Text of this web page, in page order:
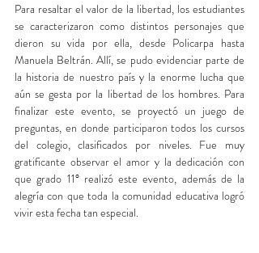
Para resaltar el valor de la libertad, los estudiantes
se caracterizaron como distintos personajes que
dieron su vida por ella, desde Policarpa hasta
Manuela Beltrán. Allí, se pudo evidenciar parte de
la historia de nuestro país y la enorme lucha que
aún se gesta por la libertad de los hombres. Para
finalizar este evento, se proyectó un juego de
preguntas, en donde participaron todos los cursos
del colegio, clasificados por niveles. Fue muy
gratificante observar el amor y la dedicación con
que grado 11° realizó este evento, además de la
alegría con que toda la comunidad educativa logró
vivir esta fecha tan especial.